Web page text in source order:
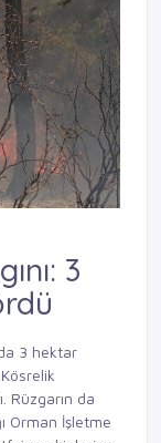
3
3 hektar
Rüzgarın da
Orman İşletme